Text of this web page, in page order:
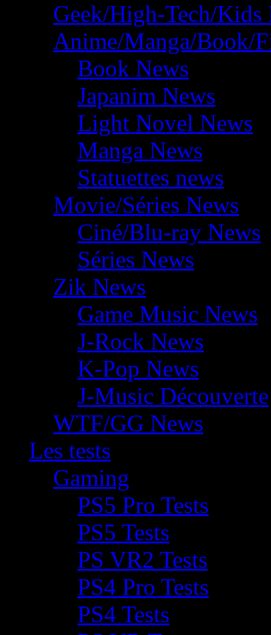
Geek/High-Tech/Kids
Anime/Manga/Book/
Book News
Japanim News
Light Novel News
Manga News
Statuettes news
Movie/Séries News
Ciné/Blu-ray News
Séries News
Zik News
Game Music News
J-Rock News
K-Pop News
J-Music Découverte
WTF/GG News
Les tests
Gaming
PS5 Pro Tests
PS5 Tests
PS VR2 Tests
PS4 Pro Tests
PS4 Tests